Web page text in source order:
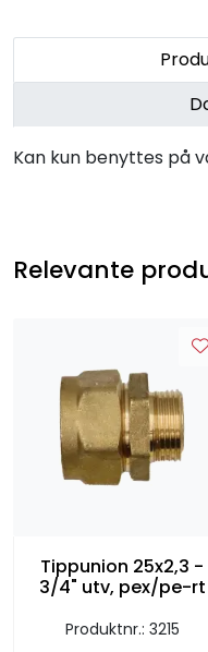
Kan kun benyttes på
Relevante
Tippunion 25x2,3 -
3/4" utv, pex/pe-rt
Produktnr.: 3215